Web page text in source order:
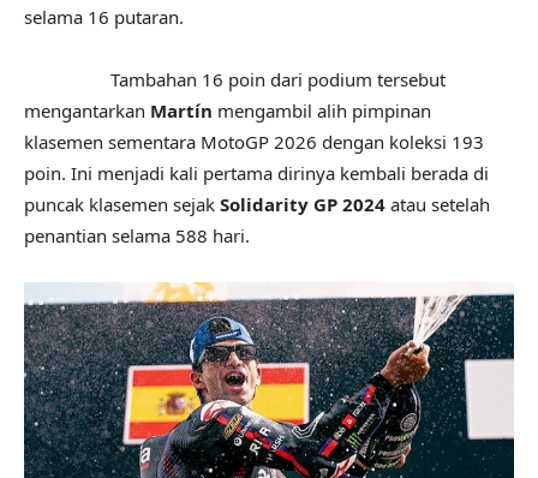
selama 16 putaran.
Tambahan 16 poin dari podium tersebut
mengantarkan Martín mengambil alih pimpinan
klasemen sementara MotoGP 2026 dengan koleksi 193
poin. Ini menjadi kali pertama dirinya kembali berada di
puncak klasemen sejak Solidarity GP 2024 atau setelah
penantian selama 588 hari.